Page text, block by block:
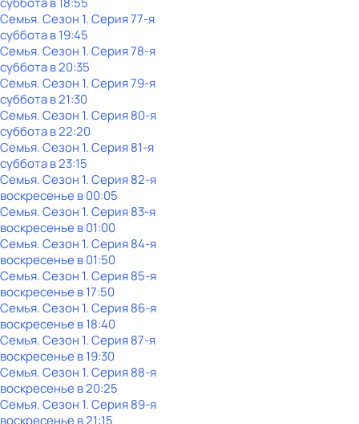
Семья. Сезон 1. Серия 77-я
субботав19:45
Семья. Сезон 1. Серия 78-я
субботав20:35
Семья. Сезон 1. Серия 79-я
субботав21:30
Семья. Сезон 1. Серия 80-я
субботав22:20
Семья. Сезон 1. Серия 81-я
субботав23:15
Семья. Сезон 1. Серия 82-я
воскресенье в00:05
Семья. Сезон 1. Серия 83-я
воскресенье в01:00
Семья. Сезон 1. Серия 84-я
воскресенье в01:50
Семья. Сезон 1. Серия 85-я
воскресенье в17:50
Семья. Сезон 1. Серия 86-я
воскресенье в18:40
Семья. Сезон 1. Серия 87-я
воскресенье в19:30
Семья. Сезон 1. Серия 88-я
воскресенье в20:25
Семья. Сезон 1. Серия 89-я
воскресенье в21:15